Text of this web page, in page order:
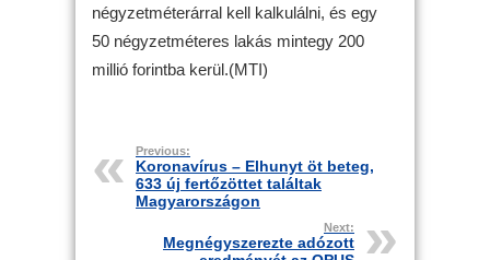
négyzetméterárral kell kalkulálni, és egy
50 négyzetméteres lakás mintegy 200
millió forintba kerül.(MTI)
Previous:
Koronavírus – Elhunyt öt beteg,
633 új fertőzöttet találtak
Magyarországon
Next:
Megnégyszerezte adózott